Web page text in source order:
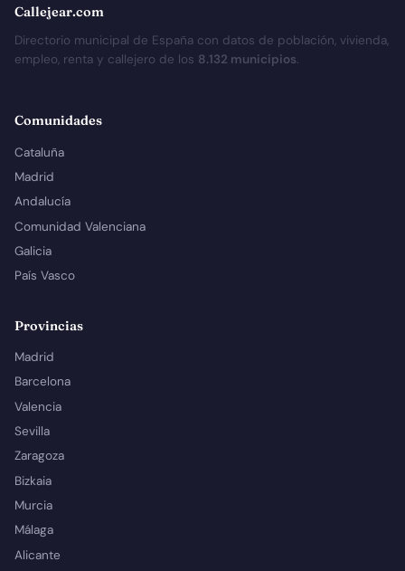
Callejear.com
Directorio municipal de España con datos de población, vivienda,
empleo, renta y callejero de los 8.132 municipios.
Comunidades
Cataluña
Madrid
Andalucía
Comunidad Valenciana
Galicia
País Vasco
Provincias
Madrid
Barcelona
Valencia
Sevilla
Zaragoza
Bizkaia
Murcia
Málaga
Alicante